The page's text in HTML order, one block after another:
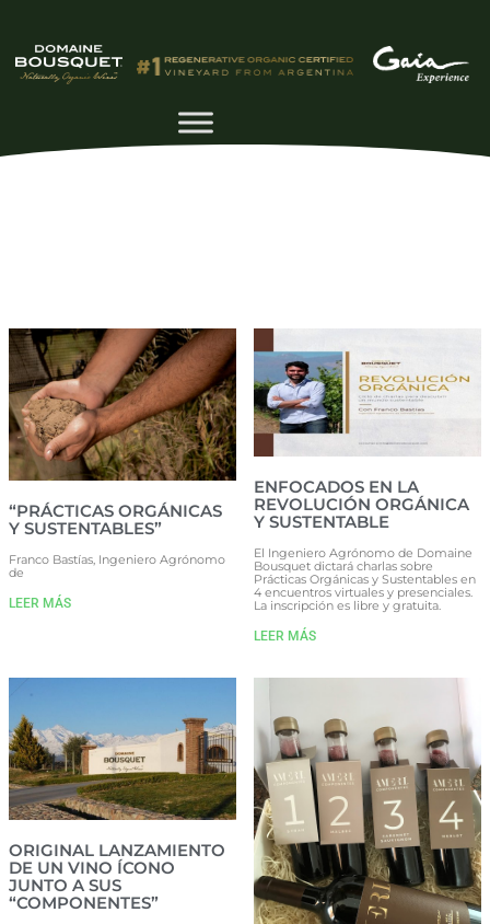
“PRÁCTICAS ORGÁNICAS
Y SUSTENTABLES”
Franco Bastías, Ingeniero Agrónomo
de
LEER MÁS
ENFOCADOS EN LA
REVOLUCIÓN ORGÁNICA
Y SUSTENTABLE
El Ingeniero Agrónomo de Domaine
Bousquet dictará charlas sobre
Prácticas Orgánicas y Sustentables en
4 encuentros virtuales y presenciales.
La inscripción es libre y gratuita.
LEER MÁS
ORIGINAL LANZAMIENTO
DE UN VINO ÍCONO
JUNTO A SUS
“COMPONENTES”